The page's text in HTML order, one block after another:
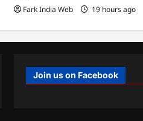
Fark India Web 19 hours ago
Join us on Facebook